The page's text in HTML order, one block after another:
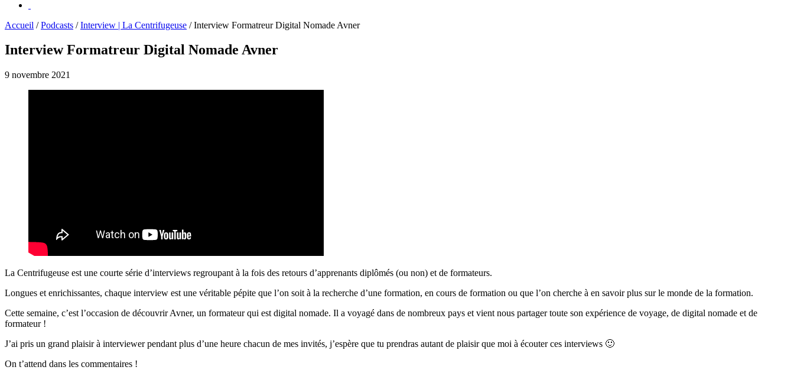
Accueil /Podcasts /Interview | La Centrifugeuse /Interview Formatreur Digital Nomade Avner
Interview Formatreur Digital Nomade Avner
9 novembre 2021
La Centrifugeuse est une courte série d’interviews regroupant à la fois des retours d’apprenants diplômés (ou non) et de formateurs.
Longues et enrichissantes, chaque interview est une véritable pépite que l’on soit à la recherche d’une formation, en cours de formation ou que l’on cherche à en savoir plus sur le monde de la formation.
Cette semaine, c’est l’occasion de découvrir Avner, un formateur qui est digital nomade. Il a voyagé dans de nombreux pays et vient nous partager toute son expérience de voyage, de digital nomade et de
formateur !
J’ai pris un grand plaisir à interviewer pendant plus d’une heure chacun de mes invités, j’espère que tu prendras autant de plaisir que moi à écouter ces interviews 🙂
On t’attend dans les commentaires !